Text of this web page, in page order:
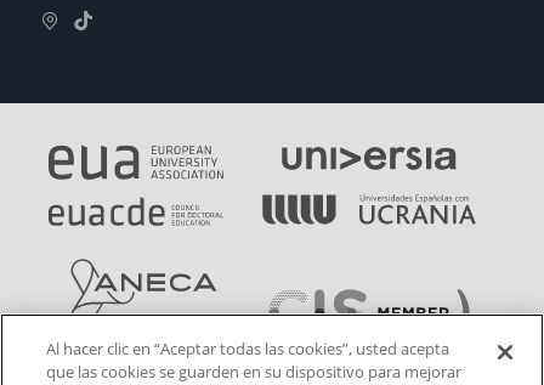
Al hacer clic en “Aceptar todas las cookies”, usted acepta
que las cookies se guarden en su dispositivo para mejorar